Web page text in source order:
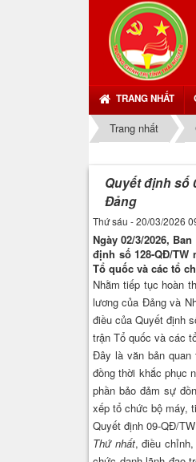
TRANG NHẤT
Trang nhất
Quyết định số
Đảng
Thứ sáu - 20/03/2026
Ngày 02/3/2026,
định số 128-QĐ/
Tổ quốc và các tổ
Nhằm tiếp tục hoàn
lương của Đảng và
điều của Quyết định
trận Tổ quốc và các
Đây là văn bản
đồng thời khắc phục
phần bảo đảm sự
xếp tổ chức bộ máy,
Quyết định 09-QĐ/
Thứ nhất, điều